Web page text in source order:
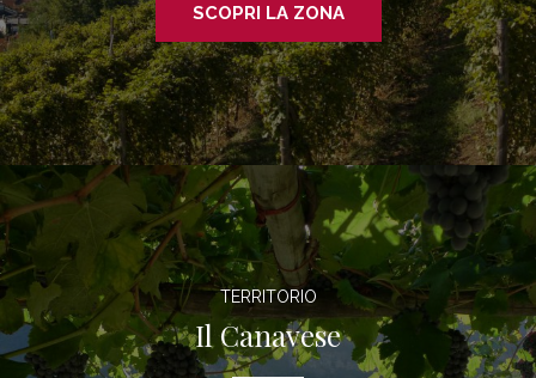
SCOPRI LA ZONA
TERRITORIO
Il Canavese